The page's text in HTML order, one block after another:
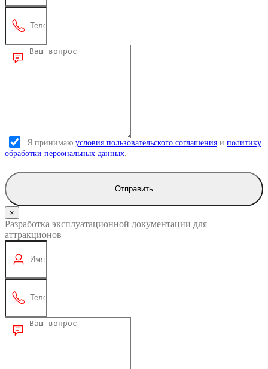
Я принимаю условия пользовательского соглашения и политику
обработки персональных данных
Отправить
×
Разработка эксплуатационной документации для
аттракционов